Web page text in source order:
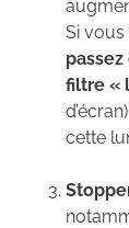
Si
filtre «
cette